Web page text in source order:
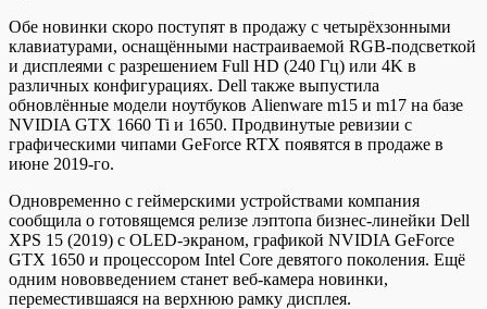
Обе новинки скоро поступят в продажу с четырёхзонными
клавиатурами, оснащёнными настраиваемой RGB-подсветкой
и дисплеями с разрешением Full HD (240 Гц) или 4K в
различных конфигурациях. Dell также выпустила
обновлённые модели ноутбуков Alienware m15 и m17 на базе
NVIDIA GTX 1660 Ti и 1650. Продвинутые ревизии с
графическими чипами GeForce RTX появятся в продаже в
июне 2019-го.
Одновременно с геймерскими устройствами компания
сообщила о готовящемся релизе лэптопа бизнес-линейки Dell
XPS 15 (2019) с OLED-экраном, графикой NVIDIA GeForce
GTX 1650 и процессором Intel Core девятого поколения. Ещё
одним нововведением станет веб-камера новинки,
переместившаяся на верхнюю рамку дисплея.